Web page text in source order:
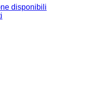
disponibili